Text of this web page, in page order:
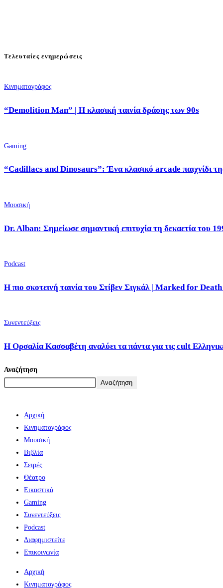
Τελευταίες ενημερώσεις
Κινηματογράφος
“Demolition Man” | Η κλασική ταινία δράσης των 90s
Gaming
“Cadillacs and Dinosaurs”: Ένα κλασικό arcade παιχνίδι
Μουσική
Dr. Alban: Σημείωσε σημαντική επιτυχία τη δεκαετία του
Podcast
Η πιο σκοτεινή ταινία του Στίβεν Σιγκάλ | Marked for
Συνεντεύξεις
Η Ορσαλία Κασσαβέτη αναλύει τα πάντα για τις cult
Αναζήτηση
Αναζήτηση
Αρχική
Κινηματογράφος
Μουσική
Βιβλία
Σειρές
Θέατρο
Εικαστικά
Gaming
Συνεντεύξεις
Podcast
Διαφημιστείτε
Επικοινωνία
Αρχική
Κινηματογράφος